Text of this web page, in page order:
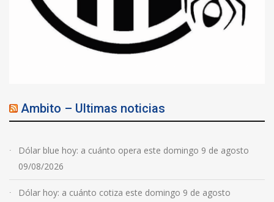
Ambito – Ultimas noticias
Dólar blue hoy: a cuánto opera este domingo 9 de agosto
09/08/2026
Dólar hoy: a cuánto cotiza este domingo 9 de agosto